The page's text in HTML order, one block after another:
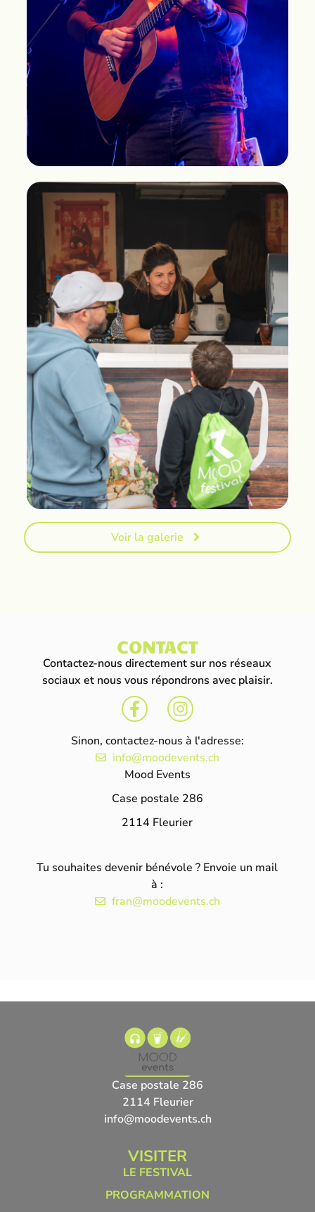
Voir la galerie
CONTACT
Contactez-nous directement sur nos réseaux
sociaux et nous vous répondrons avec plaisir.
Sinon, contactez-nous à l'adresse:
info@moodevents.ch
Mood Events
Case postale 286
2114 Fleurier
Tu souhaites devenir bénévole ? Envoie un mail
à :
fran@moodevents.ch
Case postale 286
2114 Fleurier
info@moodevents.ch
VISITER
LE FESTIVAL
PROGRAMMATION